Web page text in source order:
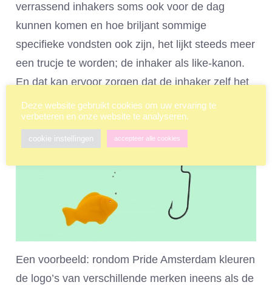
verrassend inhakers soms ook voor de dag
kunnen komen en hoe briljant sommige
specifieke vondsten ook zijn, het lijkt steeds meer
een trucje te worden; de inhaker als like-kanon.
En dat kan ervoor zorgen dat de inhaker zelf het
doel wordt in plaats van het middel.
Een voorbeeld: rondom Pride Amsterdam kleuren
de logo’s van verschillende merken ineens als de
Deze website gebruikt cookies om uw ervaring te
verbeteren en onze website te analyseren.
cookie instellingen accepteer alle cookies